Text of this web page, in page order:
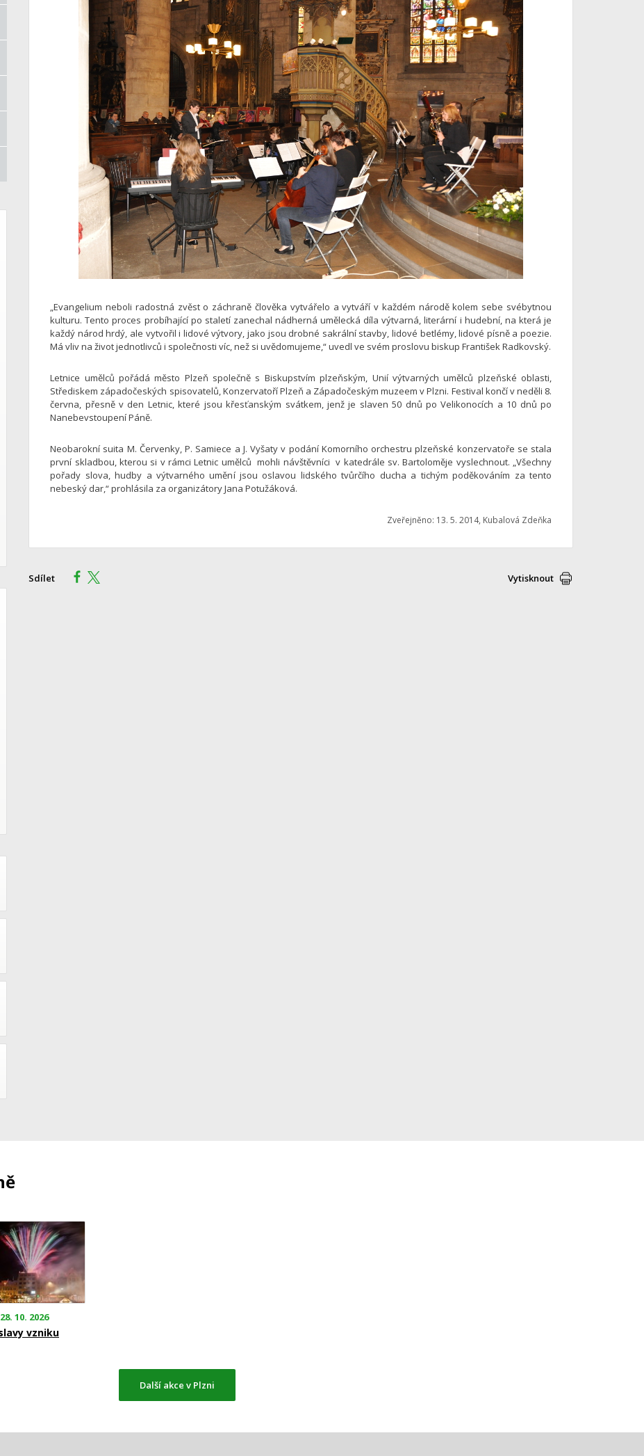
„Evangelium neboli radostná zvěst o záchraně člověka vytvářelo a vytváří v každém národě kolem sebe svébytnou
kulturu. Tento proces probíhající po staletí zanechal nádherná umělecká díla výtvarná, literární i hudební, na která je
každý národ hrdý, ale vytvořil i lidové výtvory, jako jsou drobné sakrální stavby, lidové betlémy, lidové písně a poezie.
Má vliv na život jednotlivců i společnosti víc, než si uvědomujeme,“ uvedl ve svém proslovu biskup František Radkovský.
Letnice umělců pořádá město Plzeň společně s Biskupstvím plzeňským, Unií výtvarných umělců plzeňské oblasti,
Střediskem západočeských spisovatelů, Konzervatoří Plzeň a Západočeským muzeem v Plzni. Festival končí v neděli 8.
června, přesně v den Letnic, které jsou křesťanským svátkem, jenž je slaven 50 dnů po Velikonocích a 10 dnů po
Nanebevstoupení Páně.
Neobarokní suita M. Červenky, P. Samiece a J. Vyšaty v podání Komorního orchestru plzeňské konzervatoře se stala
první skladbou, kterou si v rámci Letnic umělců mohli návštěvníci v katedrále sv. Bartoloměje vyslechnout. „Všechny
pořady slova, hudby a výtvarného umění jsou oslavou lidského tvůrčího ducha a tichým poděkováním za tento
nebeský dar,“ prohlásila za organizátory Jana Potužáková.
Zveřejněno: 13. 5. 2014, Kubalová Zdeňka
Sdílet Vytisknout
10. 2026
vzniku
Další akce v Plzni